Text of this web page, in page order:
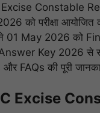
Constable
को परीक्षा
01 May 2026 को
Key 2026 से
FAQs की पूरी
Excise